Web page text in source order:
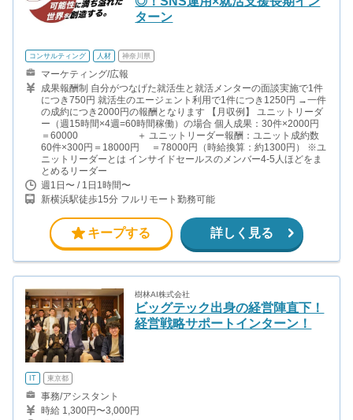
ターン
コンサルティング 人材 神奈川県
マーケティング/広報
成果報酬制 自分がつなげた就活生と就活メンターの面談実施で1件
につき750円 就活生のエージェント利用で1件につき1250円 →一件
の成約につき2000円の報酬となります 【月収例】 ユニットリーダ
ー（週15時間×4週=60時間稼働）の場合 個人成果：30件×2000円
＝60000 ＋ ユニットリーダー報酬：ユニット成約数
60件×300円＝18000円 ＝78000円（時給換算：約1300円） ※ユ
ニットリーダーとは インサイドセールスのメンバー4-5人ほどをま
とめるリーダー
週1日〜 / 1日1時間〜
新横浜駅徒歩15分 フルリモート勤務可能
キープする 詳しく見る
樹林AI株式会社
ビッグテック出身の経営陣直下！
経営戦略サポートインターン！
IT 東京都
事務/アシスタント
時給 1,300円〜3,000円